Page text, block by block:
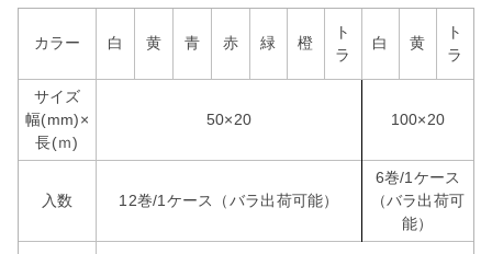
カラー 白 黄 青 赤 緑 橙
ト
ラ
白 黄
ト
ラ
サイズ
幅(mm)×
長(ｍ)
50×20 100×20
入数 12巻/1ケース（バラ出荷可能）
6巻/1ケース
（バラ出荷可
能）